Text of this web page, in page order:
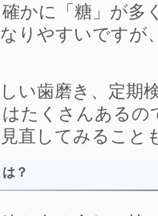
かに「糖」が多
りやすいですが
い歯磨き、定期
たくさんあるの
直してみること
？